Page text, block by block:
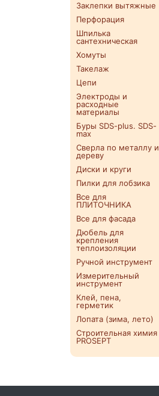
Заклепки вытяжные
Перфорация
Шпилька
сантехническая
Хомуты
Такелаж
Цепи
Электроды и
расходные
материалы
Буры SDS-plus. SDS-
max
Сверла по металлу и
дереву
Диски и круги
Пилки для лобзика
Все для
ПЛИТОЧНИКА
Все для фасада
Дюбель для
крепления
теплоизоляции
Ручной инструмент
Измерительный
инструмент
Клей, пена,
герметик
Лопата (зима, лето)
Строительная химия
PROSEPT